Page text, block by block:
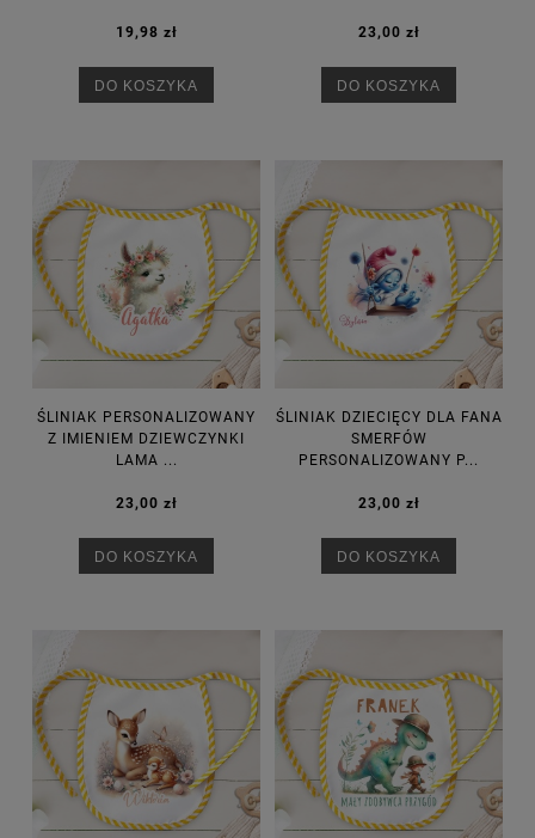
19,98 zł
DO KOSZYKA
23,00 zł
DO KOSZYKA
ŚLINIAK PERSONALIZOWANY
Z IMIENIEM DZIEWCZYNKI
LAMA ...
23,00 zł
DO KOSZYKA
ŚLINIAK DZIECIĘCY DLA FANA
SMERFÓW
PERSONALIZOWANY P...
23,00 zł
DO KOSZYKA